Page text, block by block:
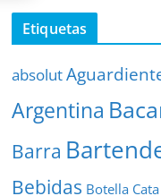
Etiquetas
absolut
Argentina
Barra
Bebidas Botella Cata